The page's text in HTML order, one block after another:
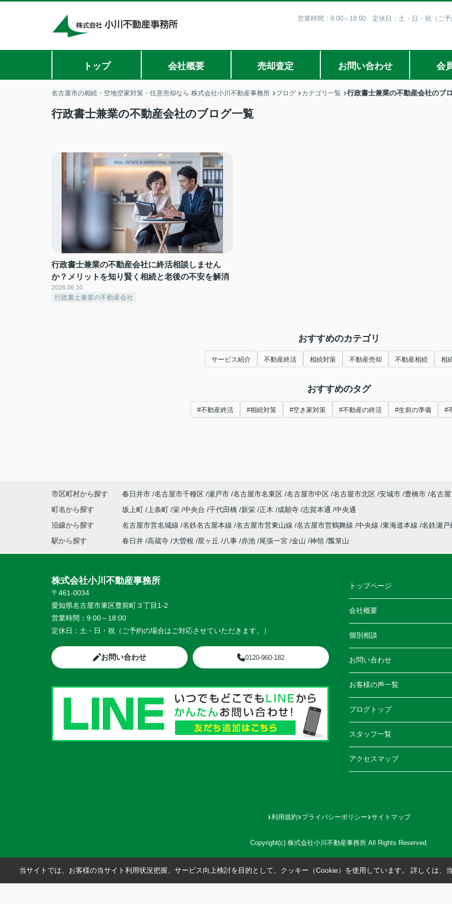
営業時間：9:00～18:00 定休日：土・日・祝（ご予
トップ 会社概要 売却査定 お問い合わせ 会
名古屋市の相続・空地空家対策・任意売却なら 株式会社小川不動産事務所 ブログ カテゴリ一覧 行政書士兼業の不動産会社のブ
行政書士兼業の不動産会社のブログ一覧
行政書士兼業の不動産会社に終活相談しません
か？メリットを知り賢く相続と老後の不安を解消
2026.06.10
行政書士兼業の不動産会社
おすすめのカテゴリ
サービス紹介 不動産終活 相続対策 不動産売却 不動産相続 相
おすすめのタグ
#不動産終活 #相続対策 #空き家対策 #不動産の終活 #生前の準備 #
市区町村から探す 春日井市 名古屋市千種区 瀬戸市 名古屋市名東区 名古屋市中区 名古屋市北区 安城市 豊橋市 名古
町名から探す
坂上町 上条町 栄 中央台 千代田橋 新栄 正木 成願寺 志賀本通
中央通
沿線から探す
名古屋市営名城線 名鉄名古屋本線 名古屋市営東山線 名古屋市営鶴舞線 中央線 東海道本線 名鉄瀬戸
駅から探す
春日井 高蔵寺 大曽根 星ヶ丘 八事 赤池 尾張一宮 金山 神領 瓢箪山
株式会社小川不動産事務所
〒461-0034
愛知県名古屋市東区豊前町３丁目1-2
営業時間： 9:00～18:00
定休日： 土・日・祝（ご予約の場合はご対応させていただきます。）
お問い合わせ 0120-960-182
トップページ
会社概要
個別相談
お問い合わせ
お客様の声一覧
ブログトップ
スタッフ一覧
アクセスマップ
利用規約 プライバシーポリシー サイトマップ
Copyright(c) 株式会社小川不動産事務所 All Rights Reserved.
当サイトでは、お客様の当サイト利用状況把握、サービス向上検討を目的として、クッキー（Cookie）を使用しています。 詳しくは、